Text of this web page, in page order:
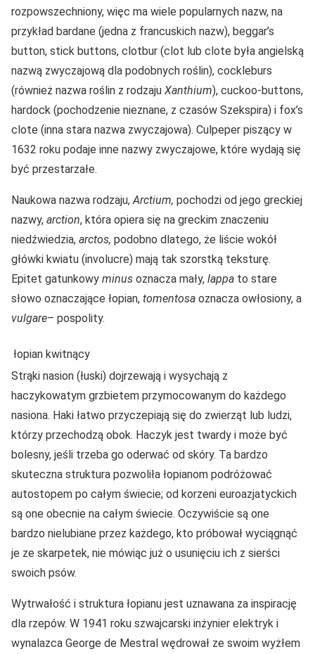
rozpowszechniony, więc ma wiele popularnych nazw, na
przykład bardane (jedna z francuskich nazw), beggar’s
button, stick buttons, clotbur (clot lub clote była angielską
nazwą zwyczajową dla podobnych roślin), cockleburs
(również nazwa roślin z rodzaju Xanthium), cuckoo-buttons,
hardock (pochodzenie nieznane, z czasów Szekspira) i fox’s
clote (inna stara nazwa zwyczajowa). Culpeper piszący w
1632 roku podaje inne nazwy zwyczajowe, które wydają się
być przestarzałe.
Naukowa nazwa rodzaju,Arctium, pochodzi od jego greckiej
nazwy, arction, która opiera się na greckim znaczeniu
niedźwiedzia, arctos, podobno dlatego, że liście wokół
główki kwiatu (involucre) mają tak szorstką teksturę.
Epitet gatunkowy minus oznacza mały, lappa to stare
słowo oznaczające łopian, tomentosa oznacza owłosiony, a
vulgare– pospolity.
łopian kwitnący
Strąki nasion (łuski) dojrzewają i wysychają z
haczykowatym grzbietem przymocowanym do każdego
nasiona. Haki łatwo przyczepiają się do zwierząt lub ludzi,
którzy przechodzą obok. Haczyk jest twardy i może być
bolesny, jeśli trzeba go oderwać od skóry. Ta bardzo
skuteczna struktura pozwoliła łopianom podróżować
autostopem po całym świecie; od korzeni euroazjatyckich
są one obecnie na całym świecie. Oczywiście są one
bardzo nielubiane przez każdego, kto próbował wyciągnąć
je ze skarpetek, nie mówiąc już o usunięciu ich z sierści
swoich psów.
Wytrwałość i struktura łopianu jest uznawana za inspirację
dla rzepów. W 1941 roku szwajcarski inżynier elektryk i
wynalazca George de Mestral wędrował ze swoim wyżłem